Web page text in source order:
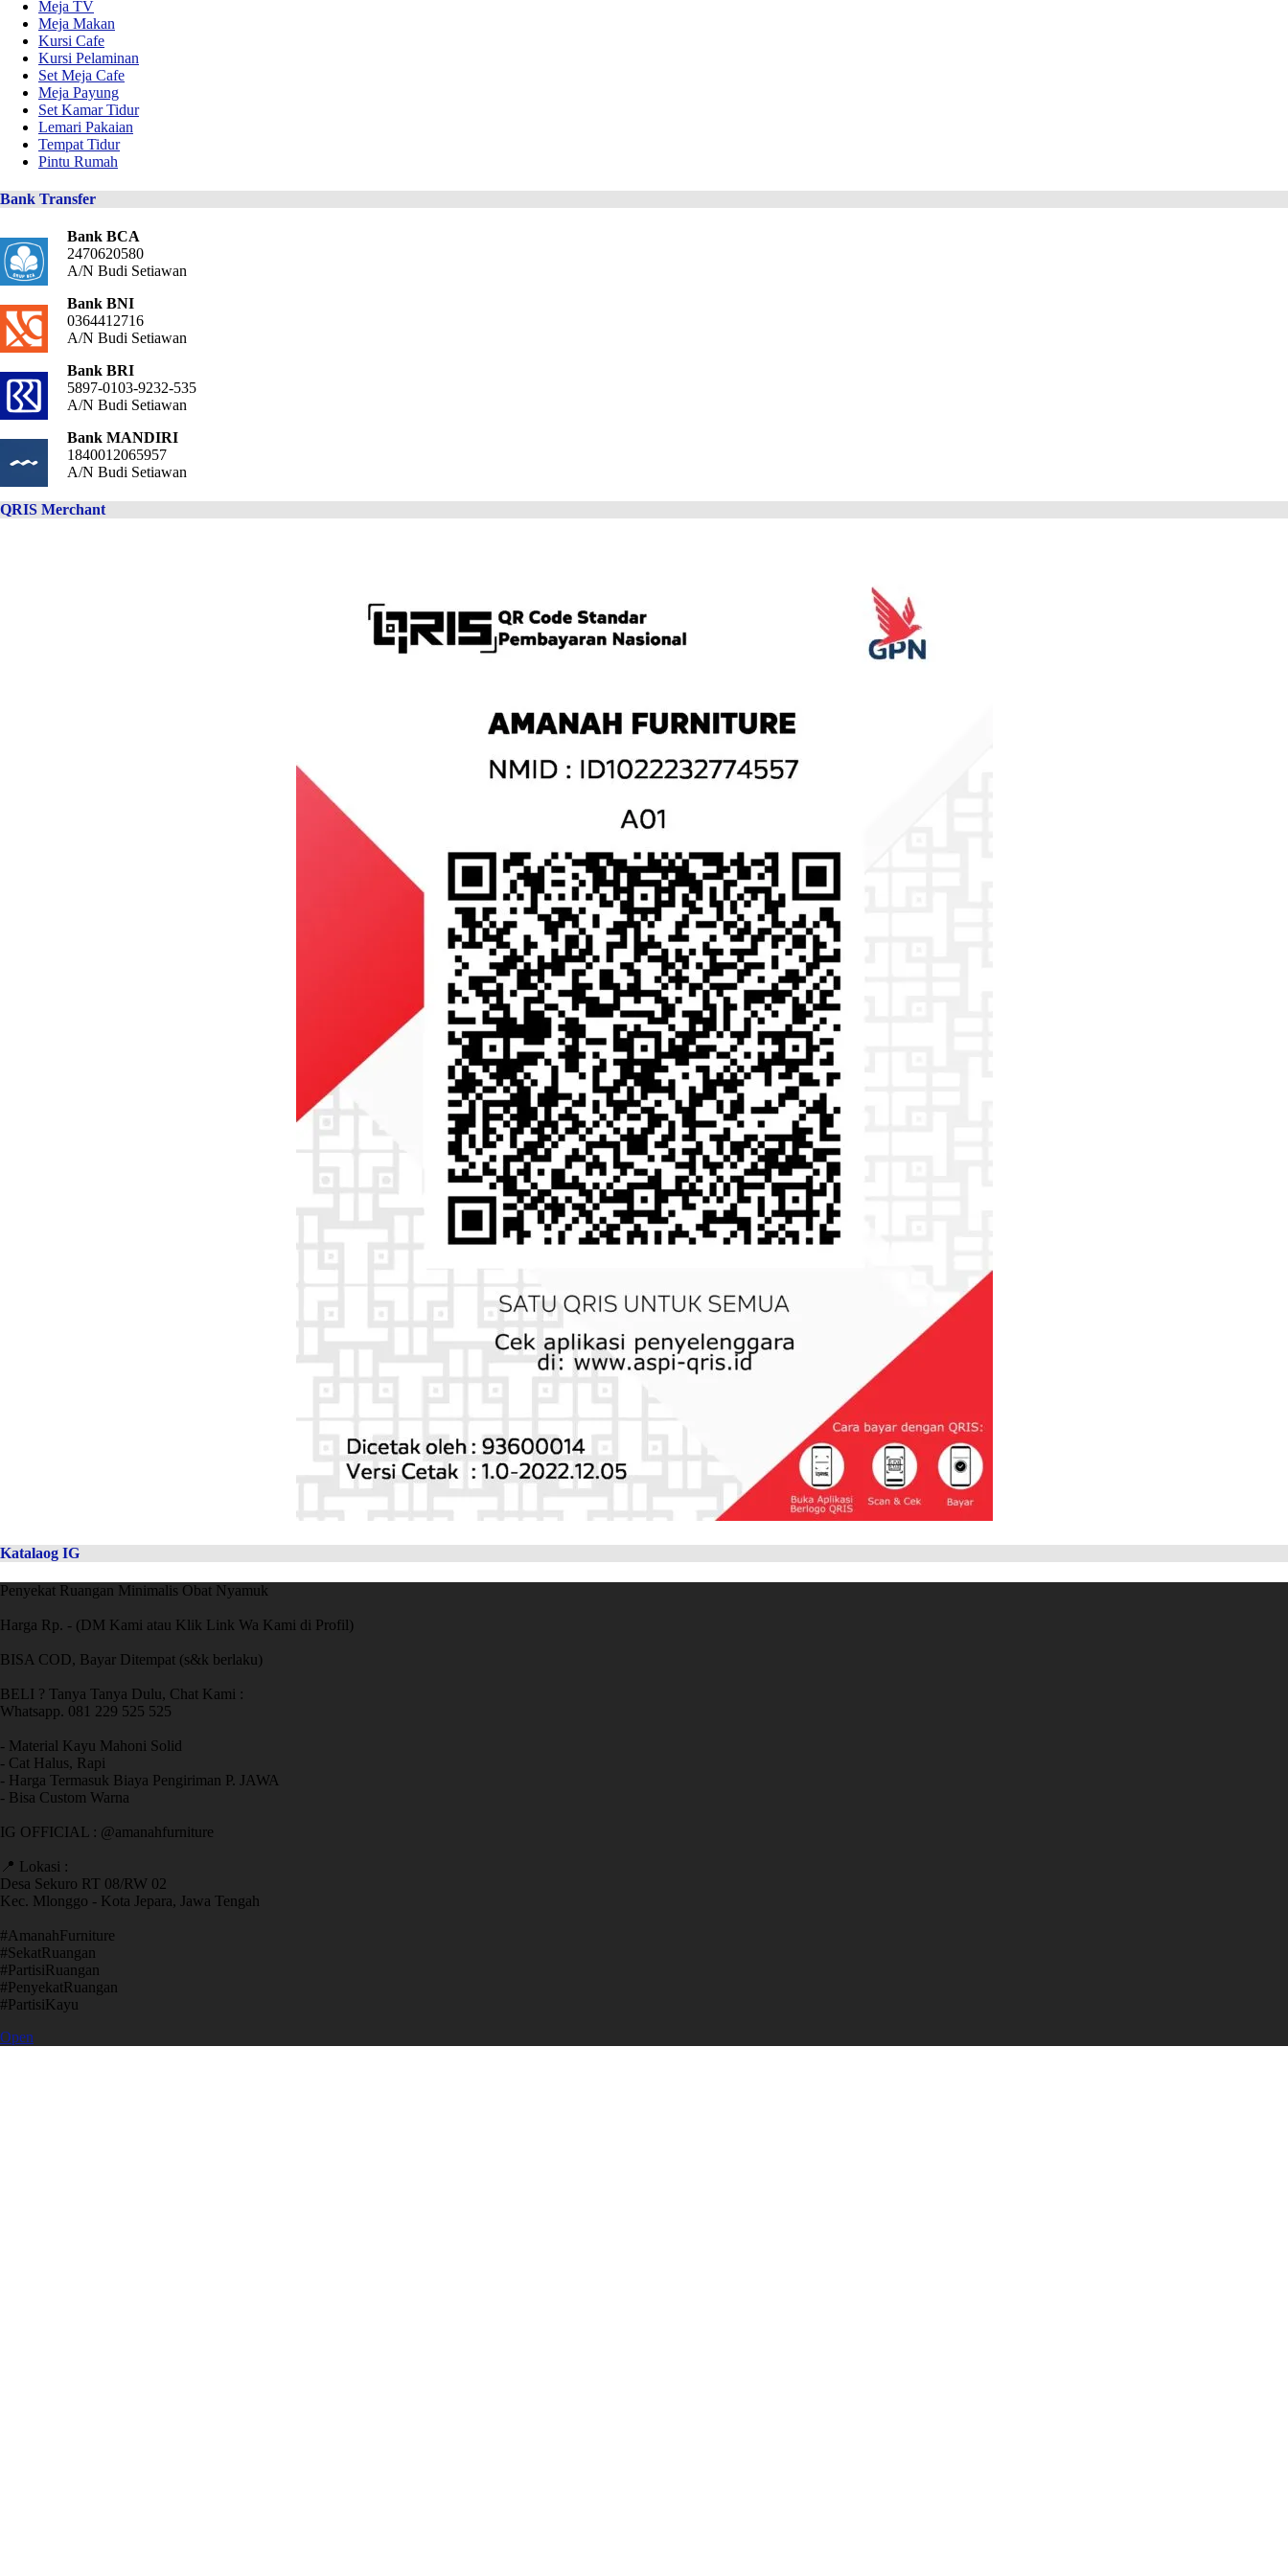
Meja TV
Meja Makan
Kursi Cafe
Kursi Pelaminan
Set Meja Cafe
Meja Payung
Set Kamar Tidur
Lemari Pakaian
Tempat Tidur
Pintu Rumah
Bank Transfer
Bank BCA
2470620580
A/N Budi Setiawan
Bank BNI
0364412716
A/N Budi Setiawan
Bank BRI
5897-0103-9232-535
A/N Budi Setiawan
Bank MANDIRI
1840012065957
A/N Budi Setiawan
QRIS Merchant
Katalaog IG
Penyekat Ruangan Minimalis Obat Nyamuk
Harga Rp. - (DM Kami atau Klik Link Wa Kami di Profil)
BISA COD, Bayar Ditempat (s&k berlaku)
BELI ? Tanya Tanya Dulu, Chat Kami :
Whatsapp. 081 229 525 525
- Material Kayu Mahoni Solid
- Cat Halus, Rapi
- Harga Termasuk Biaya Pengiriman P. JAWA
- Bisa Custom Warna
IG OFFICIAL : @amanahfurniture
📍 Lokasi :
Desa Sekuro RT 08/RW 02
Kec. Mlonggo - Kota Jepara, Jawa Tengah
​#AmanahFurniture
​#SekatRuangan
​#PartisiRuangan
​#PenyekatRuangan
​#PartisiKayu
Open